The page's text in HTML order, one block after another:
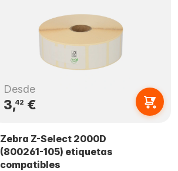
Desde
3,42 €
Zebra Z-Select 2000D
(800261-105) etiquetas
compatibles